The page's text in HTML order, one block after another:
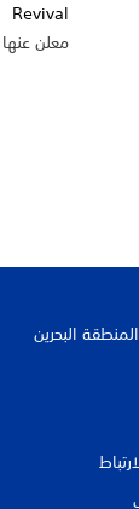
Revival
معلن عنها
البحرين‏